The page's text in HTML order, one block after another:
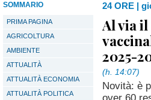
SOMMARIO
PRIMA PAGINA
AGRICOLTURA
AMBIENTE
ATTUALITÀ
ATTUALITÀ ECONOMIA
ATTUALITÀ POLITICA
24 ORE |
Al via il
2025-
(h. 14:07)
Novità: è
over 60